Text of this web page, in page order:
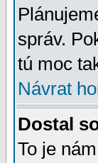
správ.
tú moc
Návrat
Dostal
To je